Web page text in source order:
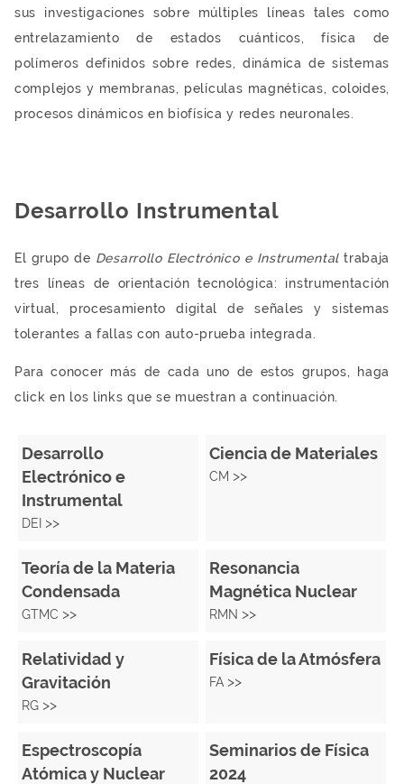
sus investigaciones sobre múltiples líneas tales como
entrelazamiento de estados cuánticos, física de
polímeros definidos sobre redes, dinámica de sistemas
complejos y membranas, películas magnéticas, coloides,
procesos dinámicos en biofísica y redes neuronales.
Desarrollo Instrumental
El grupo de Desarrollo Electrónico e Instrumentaltrabaja
tres líneas de orientación tecnológica: instrumentación
virtual, procesamiento digital de señales y sistemas
tolerantes a fallas con auto-prueba integrada.
Para conocer más de cada uno de estos grupos, haga
click en los links que se muestran a continuación.
Desarrollo
Electrónico e
Instrumental
DEI >>
Ciencia de Materiales
CM >>
Teoría de la Materia
Condensada
GTMC >>
Resonancia
Magnética Nuclear
RMN >>
Relatividad y
Gravitación
RG >>
Física de la Atmósfera
FA >>
Espectroscopía
Atómica y Nuclear
Seminarios de Física
2024